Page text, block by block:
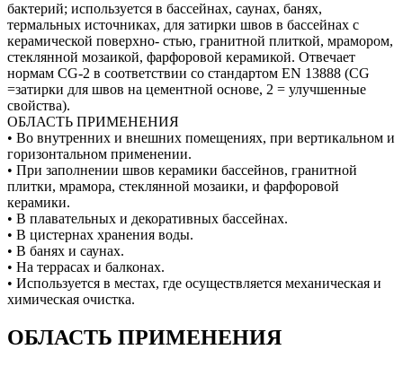
бактерий; используется в бассейнах, саунах, банях,
термальных источниках, для затирки швов в бассейнах с
керамической поверхно- стью, гранитной плиткой, мрамором,
стеклянной мозаикой, фарфоровой керамикой. Отвечает
нормам CG-2 в соответствии со стандартом EN 13888 (CG
=затирки для швов на цементной основе, 2 = улучшенные
свойства).
ОБЛАСТЬ ПРИМЕНЕНИЯ
• Во внутренних и внешних помещениях, при вертикальном и
горизонтальном применении.
• При заполнении швов керамики бассейнов, гранитной
плитки, мрамора, стеклянной мозаики, и фарфоровой
керамики.
• В плавательных и декоративных бассейнах.
• В цистернах хранения воды.
• В банях и саунах.
• На террасах и балконах.
• Используется в местах, где осуществляется механическая и
химическая очистка.
ОБЛАСТЬ ПРИМЕНЕНИЯ